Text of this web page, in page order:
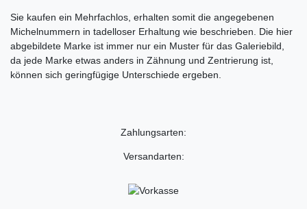
Sie kaufen ein Mehrfachlos, erhalten somit die angegebenen
Michelnummern in tadelloser Erhaltung wie beschrieben. Die hier
abgebildete Marke ist immer nur ein Muster für das Galeriebild,
da jede Marke etwas anders in Zähnung und Zentrierung ist,
können sich geringfügige Unterschiede ergeben.
Zahlungsarten:
Versandarten: